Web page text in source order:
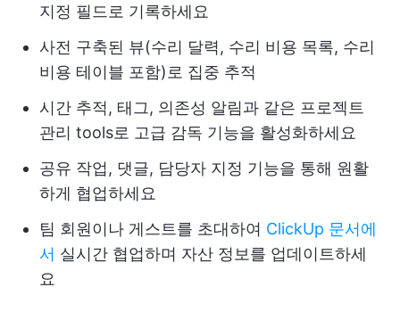
지정 필드로 기록하세요
사전 구축된 뷰(수리 달력, 수리 비용 목록, 수리
비용 테이블 포함)로 집중 추적
시간 추적, 태그, 의존성 알림과 같은 프로젝트
관리 tools로 고급 감독 기능을 활성화하세요
공유 작업, 댓글, 담당자 지정 기능을 통해 원활
하게 협업하세요
팀 회원이나 게스트를 초대하여 ClickUp 문서에
서 실시간 협업하며 자산 정보를 업데이트하세
요